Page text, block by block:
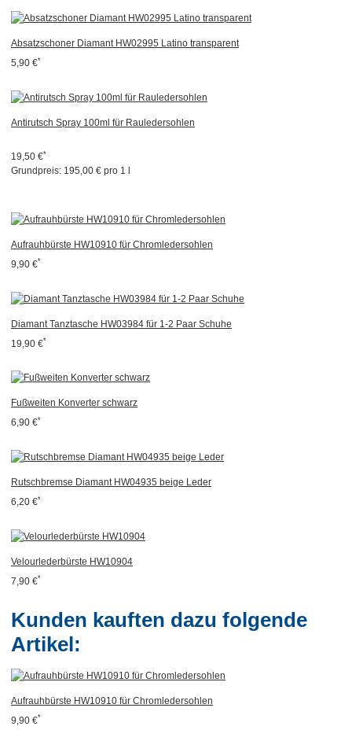
Absatzschoner Diamant HW02995 Latino transparent
5,90 €*
Antirutsch Spray 100ml für Rauledersohlen
19,50 €*
Grundpreis: 195,00 € pro 1 l
Aufrauhbürste HW10910 für Chromledersohlen
9,90 €*
Diamant Tanztasche HW03984 für 1-2 Paar Schuhe
19,90 €*
Fußweiten Konverter schwarz
6,90 €*
Rutschbremse Diamant HW04935 beige Leder
6,20 €*
Velourlederbürste HW10904
7,90 €*
Kunden kauften dazu folgende
Artikel:
Aufrauhbürste HW10910 für Chromledersohlen
9,90 €*